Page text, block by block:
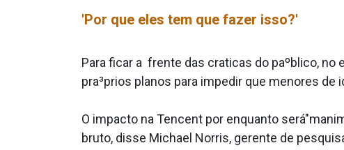
'Por que eles tem que fazer isso?'
Para ficar a frente das cra­ticas do paºblico,
pra³prios planos para impedir que menores
O impacto na Tencent por enquanto
bruto, disse Michael Norris, gerente de